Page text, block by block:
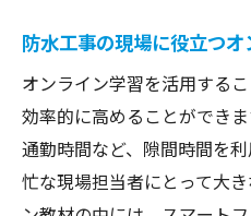
防水工事の現場に役立つ
オンライン学習を活用する
効率的に高めることができ
通勤時間など、隙間時間を
忙な現場担当者にとって大